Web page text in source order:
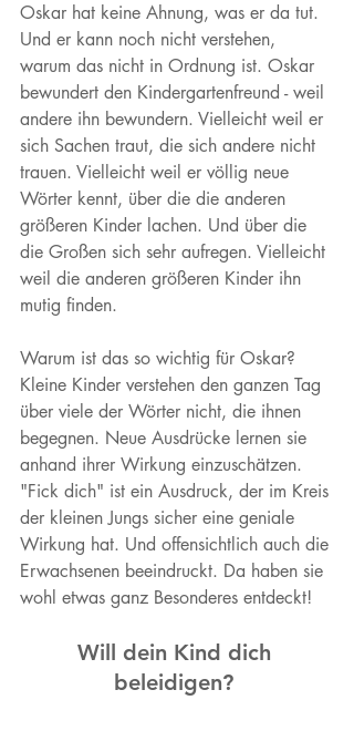
Oskar hat keine Ahnung, was er da tut.
Und er kann noch nicht verstehen,
warum das nicht in Ordnung ist. Oskar
bewundert den Kindergartenfreund - weil
andere ihn bewundern. Vielleicht weil er
sich Sachen traut, die sich andere nicht
trauen. Vielleicht weil er völlig neue
Wörter kennt, über die die anderen
größeren Kinder lachen. Und über die
die Großen sich sehr aufregen. Vielleicht
weil die anderen größeren Kinder ihn
mutig finden.
Warum ist das so wichtig für Oskar?
Kleine Kinder verstehen den ganzen Tag
über viele der Wörter nicht, die ihnen
begegnen. Neue Ausdrücke lernen sie
anhand ihrer Wirkung einzuschätzen.
"Fick dich" ist ein Ausdruck, der im Kreis
der kleinen Jungs sicher eine geniale
Wirkung hat. Und offensichtlich auch die
Erwachsenen beeindruckt. Da haben sie
wohl etwas ganz Besonderes entdeckt!
Will dein Kind dich
beleidigen?